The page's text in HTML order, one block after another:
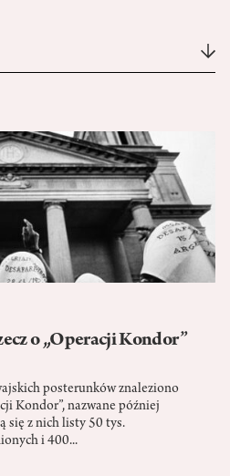
o „Operacji Kondor”
posterunków znaleziono
Kondor”, nazwane później
się z nich listy 50 tys.
i 400...